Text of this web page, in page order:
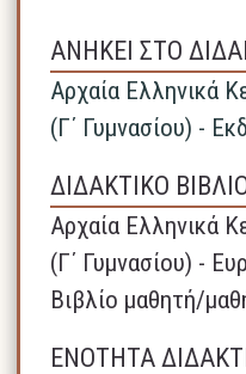
ΑΝΗΚΕΙ ΣΤΟ
Αρχαία Ελληνικά
(Γ΄ Γυμνασίου) -
ΔΙΔΑΚΤΙΚΟ
Αρχαία Ελληνικά
(Γ΄ Γυμνασίου) -
Βιβλίο μαθητή/
ΕΝΟΤΗΤΑ